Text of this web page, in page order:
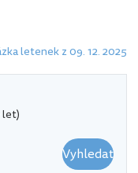
letenek z 09. 12. 2025
let)
Vyhledat